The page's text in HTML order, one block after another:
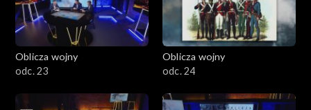
Oblicza wojny
odc. 23
Oblicza wojny
odc. 24